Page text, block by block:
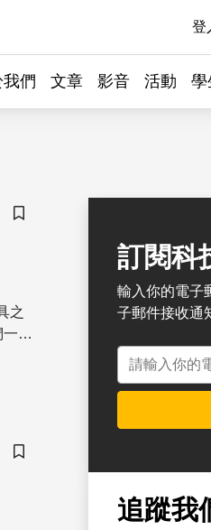
登
我們 文章 影音 活動 學
儲存書籤
之
起
儲存書籤
訂閱科
輸入你的電子
子郵件接收通
電子郵件地址
追蹤我